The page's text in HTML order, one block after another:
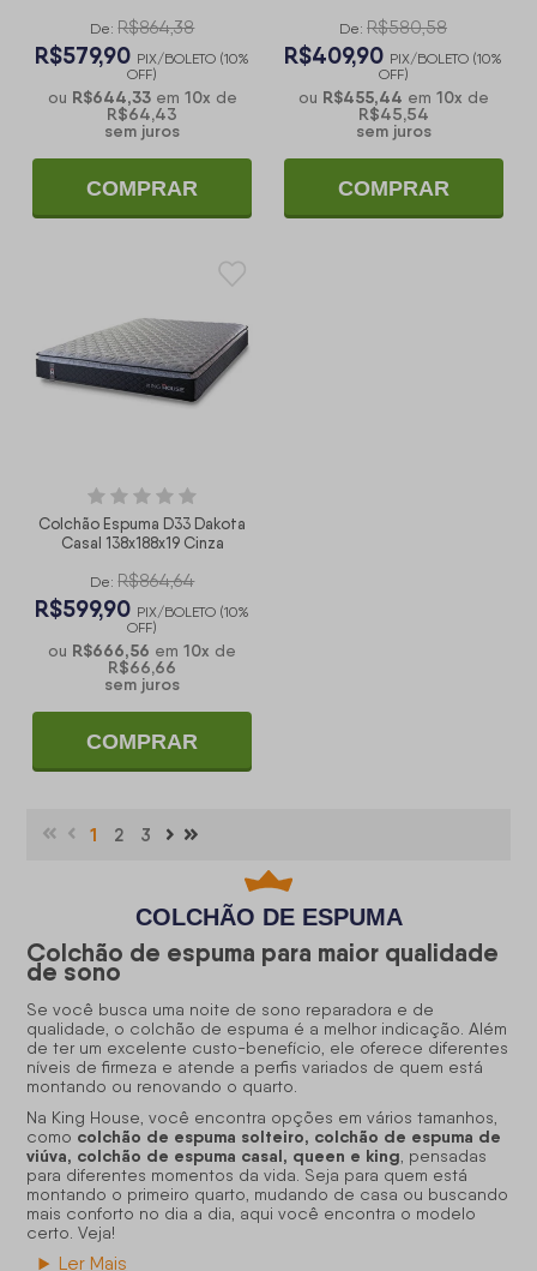
De: R$864,38
R$579,90 PIX/BOLETO (10%
OFF)
ou R$644,33em 10x de
R$64,43
sem juros
COMPRAR
De: R$580,58
R$409,90 PIX/BOLETO (10%
OFF)
ou R$455,44 em 10x de
R$45,54
sem juros
COMPRAR
Colchão Espuma D33 Dakota
Casal 138x188x19 Cinza
De: R$864,64
R$599,90 PIX/BOLETO (10%
OFF)
ou R$666,56 em10x de
R$66,66
sem juros
COMPRAR
1 2 3
COLCHÃO DE ESPUMA
Colchão de espuma para maior qualidade
de sono
Se você busca uma noite de sono reparadora e de
qualidade, o colchão de espuma é a melhor indicação. Além
de ter um excelente custo-benefício, ele oferece diferentes
níveis de firmeza e atende a perfis variados de quem está
montando ou renovando o quarto.
Na King House, você encontra opções em vários tamanhos,
como colchão de espuma solteiro, colchão de espuma de
viúva, colchão de espuma casal, queen e king, pensadas
para diferentes momentos da vida. Seja para quem está
montando o primeiro quarto, mudando de casa ou buscando
mais conforto no dia a dia, aqui você encontra o modelo
certo. Veja!
Ler Mais